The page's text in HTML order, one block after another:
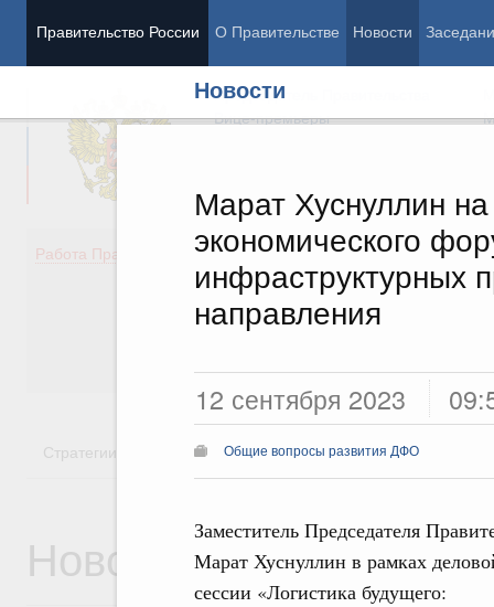
Правительство России О Правительстве Новости
Новости
Марат Хуснуллин
экономического
инфраструктурных
направления
12 сентября 2023
Общие вопросы развития ДФО
Заместитель Председателя
Марат Хуснуллин в рамках
сессии «Логистика будущего:
Председатель Правительства
Вице-премьеры
Работа Правительства
Демография
Здоровье
Образование
Культура
Государство
Стратегии Государственные программы
Новости